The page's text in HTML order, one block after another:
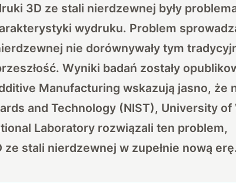
3D ze stali nierdzewnej były
wydruku. Problem
nie dorównywały tym
Wyniki badań zostały
Manufacturing wskazują jasno, że
and Technology (NIST), University
Laboratory rozwiązali ten problem,
stali nierdzewnej w zupełnie nową